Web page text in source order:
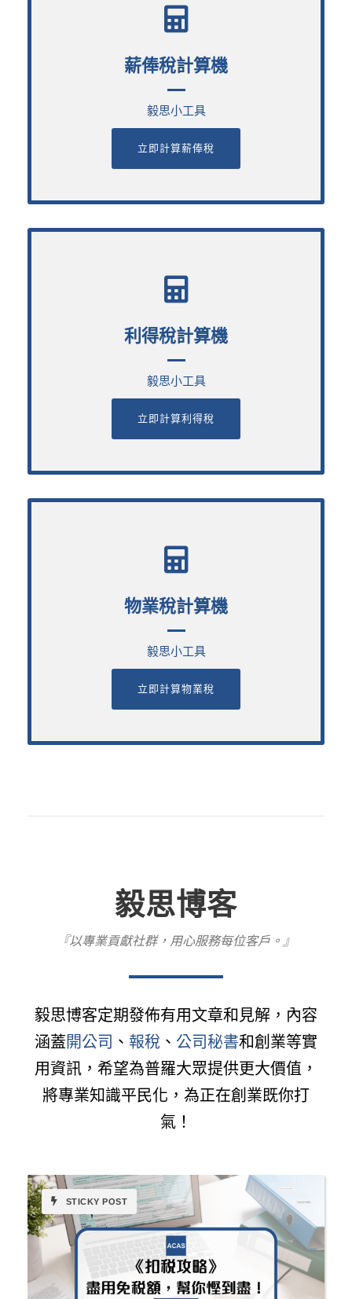
薪俸稅計算機
毅思小工具
立即計算薪俸稅
薪俸稅計算機
毅思小工具
立即計算薪俸稅
利得稅計算機
毅思小工具
立即計算利得稅
利得稅計算機
毅思小工具
立即計算利得稅
物業稅計算機
毅思小工具
立即計算物業稅
物業稅計算機
毅思小工具
立即計算物業稅
毅思博客
『以專業貢獻社群，用心服務每位客戶。』
毅思博客定期發佈有用文章和見解，內容
涵蓋開公司 、 報稅 、 公司秘書和創業等實
用資訊，希望為普羅大眾提供更大價值，
將專業知識平民化，為正在創業既你打
氣！
STICKY POST